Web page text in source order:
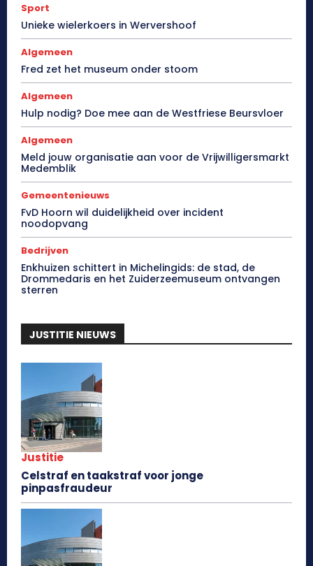
Sport
Unieke wielerkoers in Wervershoof
Algemeen
Fred zet het museum onder stoom
Algemeen
Hulp nodig? Doe mee aan de Westfriese Beursvloer
Algemeen
Meld jouw organisatie aan voor de Vrijwilligersmarkt
Medemblik
Gemeentenieuws
FvD Hoorn wil duidelijkheid over incident
noodopvang
Bedrijven
Enkhuizen schittert in Michelingids: de stad, de
Drommedaris en het Zuiderzeemuseum ontvangen
sterren
JUSTITIE NIEUWS
Justitie
Celstraf en taakstraf voor jonge
pinpasfraudeur